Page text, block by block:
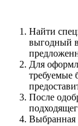
Найти
выгодный
Для
требуемые
После
Выбранная